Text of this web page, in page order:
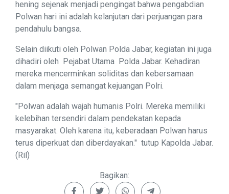
hening sejenak menjadi pengingat bahwa pengabdian
Polwan hari ini adalah kelanjutan dari perjuangan para
pendahulu bangsa.
Selain diikuti oleh Polwan Polda Jabar, kegiatan ini juga
dihadiri oleh Pejabat Utama Polda Jabar. Kehadiran
mereka mencerminkan soliditas dan kebersamaan
dalam menjaga semangat kejuangan Polri.
"Polwan adalah wajah humanis Polri. Mereka memiliki
kelebihan tersendiri dalam pendekatan kepada
masyarakat. Oleh karena itu, keberadaan Polwan harus
terus diperkuat dan diberdayakan." tutup Kapolda Jabar.
(Ril)
Bagikan: